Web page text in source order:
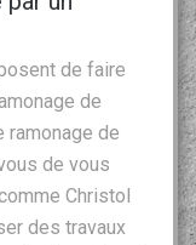
de faire
de
ramonage de
de vous
Christol
des travaux